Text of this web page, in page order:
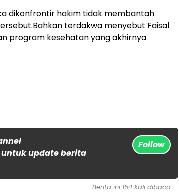
dikonfrontir hakim tidak membantah
terdakwa menyebut Faisal
program kesehatan yang akhirnya
update berita
Follow
Berita ini 154 kali dibaca